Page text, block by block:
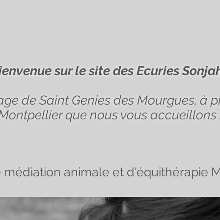
sur le site des Ecuries
de Saint Genies des Mourgues, à
que nous vous accueillons
médiation animale et d'équithérapie